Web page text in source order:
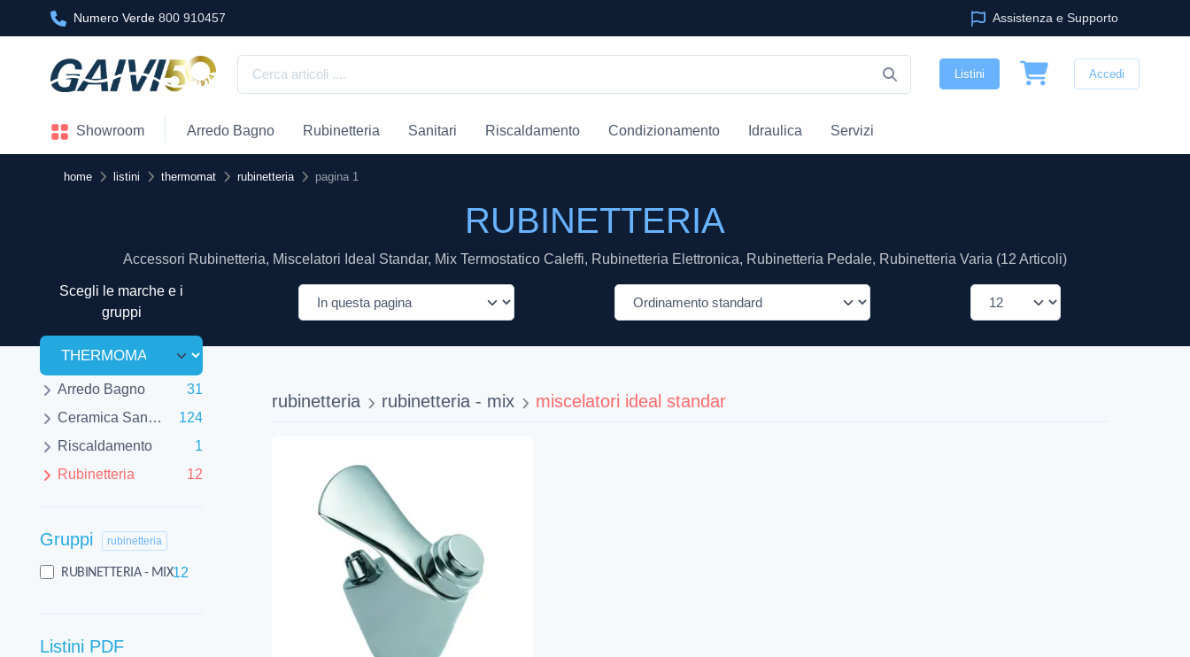
Numero Verde 800 910457 Assistenza e Supporto
Listini Accedi
Showroom Arredo Bagno Rubinetteria Sanitari Riscaldamento Condizionamento Idraulica Servizi
home listini thermomat rubinetteria pagina 1
RUBINETTERIA
Accessori Rubinetteria, Miscelatori Ideal Standar, Mix Termostatico Caleffi, Rubinetteria Elettronica, Rubinetteria Pedale, Rubinetteria Varia (12 Articoli)
Scegli le marche e i
gruppi
Arredo Bagno
31
Ceramica Sanitaria
124
Riscaldamento
1
Rubinetteria
12
Gruppi rubinetteria
RUBINETTERIA - MIX12
Listini PDF
rubinetteria rubinetteria - mix miscelatori ideal standar